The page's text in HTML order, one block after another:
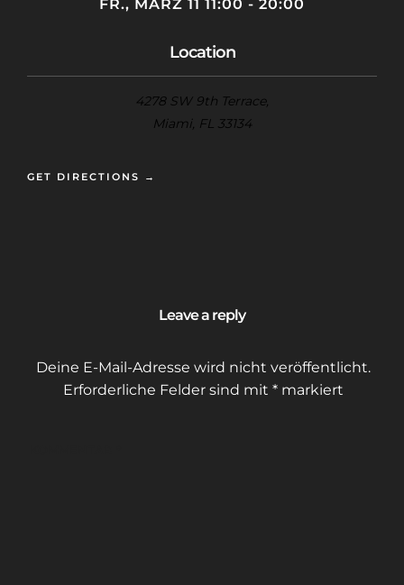
FR., MÄRZ 11 11:00 - 20:00
Location
4278 SW 9th Terrace,
Miami, FL 33134
GET DIRECTIONS →
Leave a reply
Deine E-Mail-Adresse wird nicht veröffentlicht.
Erforderliche Felder sind mit *markiert